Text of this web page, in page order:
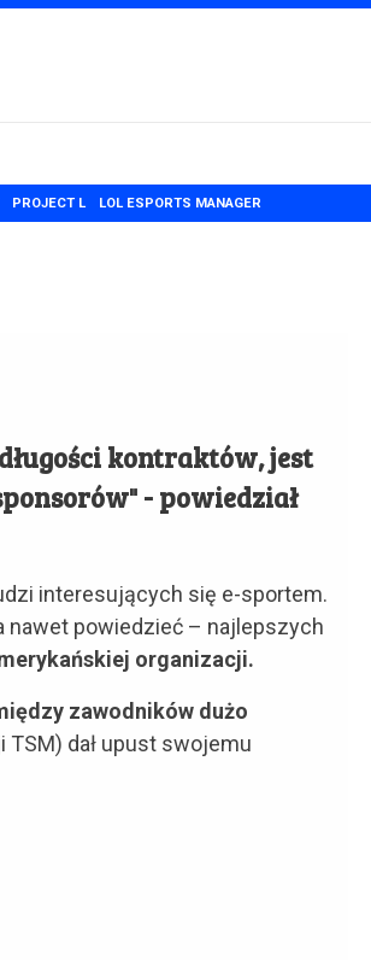
PROJECT L LOL ESPORTS MANAGER
kontraktów, jest
- powiedział
interesujących się e-sportem.
nawet powiedzieć – najlepszych
organizacji.
zawodników dużo
TSM) dał upust swojemu